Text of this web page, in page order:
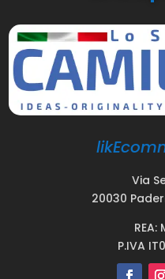
Via
20030
REA:
P.IVA